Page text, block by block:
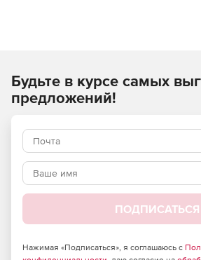
Преимущества для
Надежная защита от
вредоносного ПО
Продукт Kaspersky Total Security для
Будьте в курсе самых
предложений!
ПОДПИСАТЬСЯ
Нажимая «Подписаться», я соглашаюсь с